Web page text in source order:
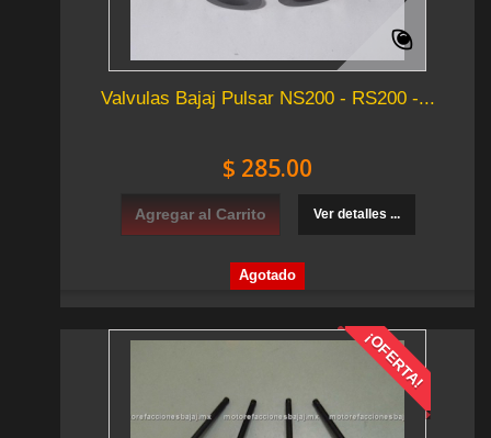
Valvulas Bajaj Pulsar NS200 - RS200 -...
$ 285.00
Agregar al Carrito Ver detalles ...
Agotado
¡OFERTA!